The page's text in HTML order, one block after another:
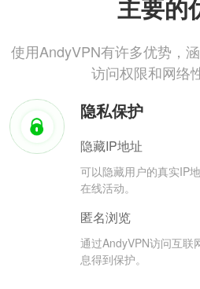
主要的
使用AndyVPN有许多优势，
访问权限和网络
隐私保护
隐藏IP地址
可以隐藏用户的真实IP
在线活动。
匿名浏览
通过AndyVPN访问互联
息得到保护。